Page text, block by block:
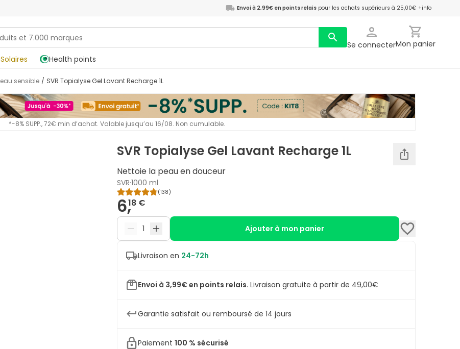
Envoi à 2,99€ en points relais pour les achats supérieurs à 25,00€ +info
Se connecterMon panier
Solaires Health points
Peau sensible / SVR Topialyse Gel Lavant Recharge 1L
*-8% SUPP., 72€ min d’achat. Valable jusqu’au 16/08. Non cumulable.
SVR Topialyse Gel Lavant Recharge 1L
Nettoie la peau en douceur
SVR·1000 ml
(138)
6,18 €
Ajouter à mon panier
Livraison en 24-72h
Envoi à 3,99€ en points relais. Livraison gratuite à partir de 49,00€
Garantie satisfait ou remboursé de 14 jours
Paiement 100 % sécurisé